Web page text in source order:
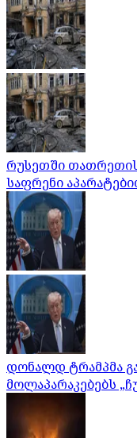
რუსეთში
საფრენი
დონალდ ტრამპმა
მოლაპარაკებებს